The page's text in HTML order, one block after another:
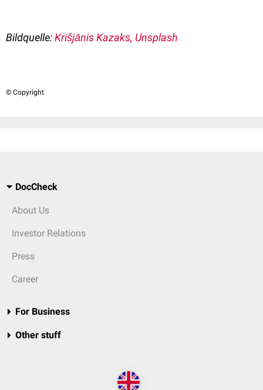
Bildquelle:Krišjānis Kazaks, Unsplash
© Copyright
DocCheck
About Us
Investor Relations
Press
Career
For Business
Other stuff